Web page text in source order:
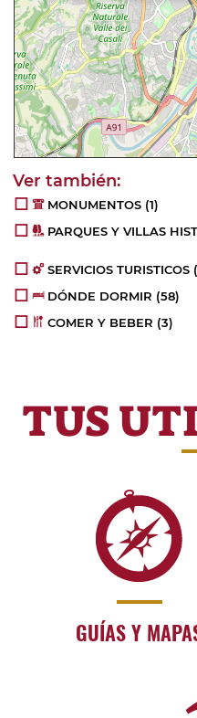
MONUMENTOS (1)
PARQUES Y VILLAS
SERVICIOS TURISTICOS
DÓNDE DORMIR (58)
COMER Y BEBER (3)
TUS
GUÍAS Y